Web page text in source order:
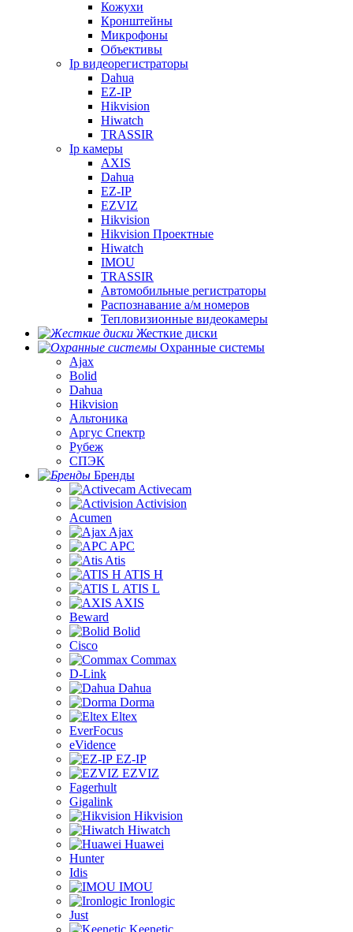
Кожухи
Кронштейны
Микрофоны
Объективы
Ip видеорегистраторы
Dahua
EZ-IP
Hikvision
Hiwatch
TRASSIR
Ip камеры
AXIS
Dahua
EZ-IP
EZVIZ
Hikvision
Hikvision Проектные
Hiwatch
IMOU
TRASSIR
Автомобильные регистраторы
Распознавание а/м номеров
Тепловизионные видеокамеры
Жесткие диски
Охранные системы
Ajax
Bolid
Dahua
Hikvision
Альтоника
Аргус Спектр
Рубеж
СПЭК
Бренды
Activecam
Activision
Acumen
Ajax
APC
Atis
ATIS H
ATIS L
AXIS
Beward
Bolid
Cisco
Commax
D-Link
Dahua
Dorma
Eltex
EverFocus
eVidence
EZ-IP
EZVIZ
Fagerhult
Gigalink
Hikvision
Hiwatch
Huawei
Hunter
Idis
IMOU
Ironlogic
Just
Keenetic